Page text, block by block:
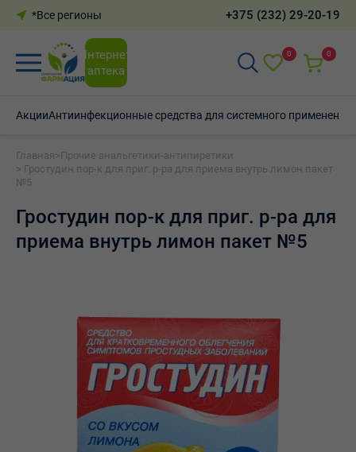
*Все регионы +375 (232) 29-20-19
Интернет-
аптека
0 0
АкцииАнтиинфекционные средства для системного применения
Главная >Прочие анальгетики-антипиретики
> Гростудин пор-к для приг. р-ра для приема внутрь лимон пакет
№5
Гростудин пор-к для приг. р-ра для
приема внутрь лимон пакет №5